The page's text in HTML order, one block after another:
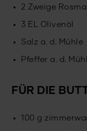
2 Zweige
3 EL Olivenöl
Salz a. d. Mühle
Pfeffer a. d.
FÜR DIE
100 g